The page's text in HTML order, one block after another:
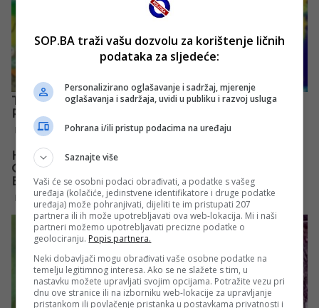
SOP.BA traži vašu dozvolu za korištenje ličnih
podataka za sljedeće:
Personalizirano oglašavanje i sadržaj, mjerenje
oglašavanja i sadržaja, uvidi u publiku i razvoj usluga
Pohrana i/ili pristup podacima na uređaju
Saznajte više
Vaši će se osobni podaci obrađivati, a podatke s vašeg
uređaja (kolačiće, jedinstvene identifikatore i druge podatke
uređaja) može pohranjivati, dijeliti te im pristupati 207
partnera ili ih može upotrebljavati ova web-lokacija. Mi i naši
partneri možemo upotrebljavati precizne podatke o
geolociranju. Popis partnera.
Neki dobavljači mogu obrađivati vaše osobne podatke na
temelju legitimnog interesa. Ako se ne slažete s tim, u
nastavku možete upravljati svojim opcijama. Potražite vezu pri
dnu ove stranice ili na izborniku web-lokacije za upravljanje
pristankom ili povlačenje pristanka u postavkama privatnosti i